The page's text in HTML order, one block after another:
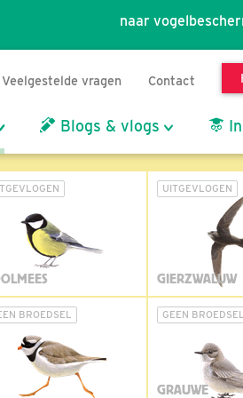
naar
Veelgestelde vragen Contact
Blogs & vlogs
UITGEVLOGEN
GIERZWALUW
BROEDSEL GEEN BROEDSEL
GRAUWE